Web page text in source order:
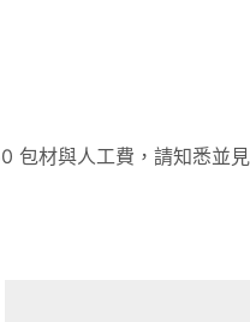
包材與人工費，請知悉並